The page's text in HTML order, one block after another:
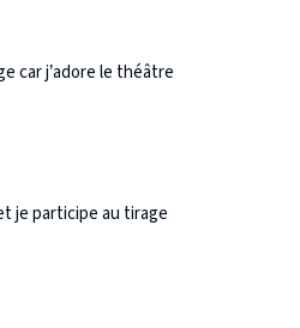
car j’adore le théâtre
je participe au tirage